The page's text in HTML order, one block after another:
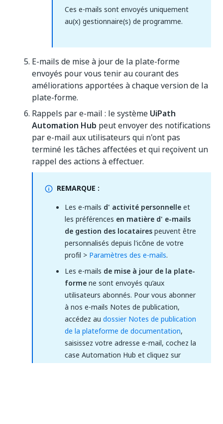
Ces e-mails sont envoyés uniquement
au(x) gestionnaire(s) de programme.
E-mails de mise à jour de la plate-forme
envoyés pour vous tenir au courant des
améliorations apportées à chaque version de la
plate-forme.
Rappels par e-mail : le système UiPath
Automation Hub peut envoyer des notifications
par e-mail aux utilisateurs qui n'ont pas
terminé les tâches affectées et qui reçoivent un
rappel des actions à effectuer.
REMARQUE :
Les e-mails d' activité personnelleet
les préférences en matière d' e-mails
de gestion des locatairespeuvent être
personnalisés depuis l'icône de votre
profil > Paramètres des e-mails.
Les e-mails de mise à jour de la plate-
formene sont envoyés qu’aux
utilisateurs abonnés. Pour vous abonner
à nos e-mails Notes de publication,
accédez au dossier Notes de publication
de la plateforme de documentation,
saisissez votre adresse e-mail, cochez la
case Automation Hub et cliquez sur